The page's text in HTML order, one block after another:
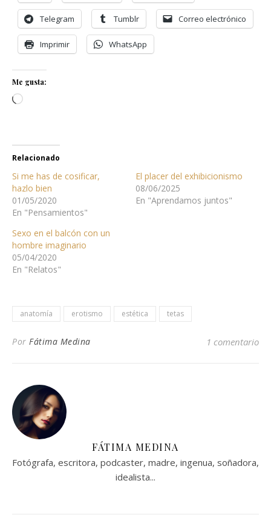
Telegram Tumblr Correo electrónico
Imprimir WhatsApp
Me gusta:
Cargando...
Relacionado
Si me has de cosificar,
hazlo bien
01/05/2020
En "Pensamientos"
El placer del exhibicionismo
08/06/2025
En "Aprendamos juntos"
Sexo en el balcón con un
hombre imaginario
05/04/2020
En "Relatos"
anatomía erotismo estética tetas
Por Fátima Medina 1 comentario
FÁTIMA MEDINA
Fotógrafa, escritora, podcaster, madre, ingenua, soñadora,
idealista...